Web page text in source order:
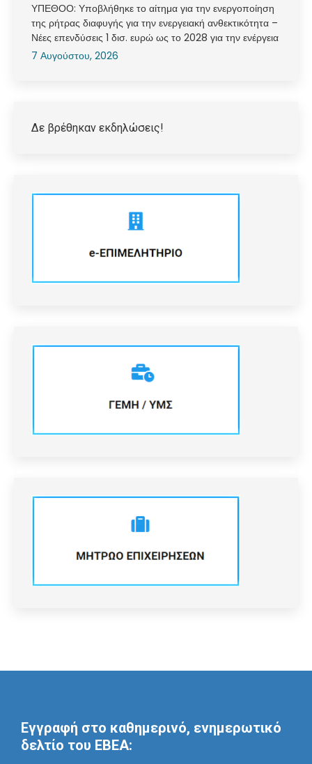
ΥΠΕΘΟΟ: Υποβλήθηκε το αίτημα για την ενεργοποίηση
της ρήτρας διαφυγής για την ενεργειακή ανθεκτικότητα –
Νέες επενδύσεις 1 δισ. ευρώ ως το 2028 για την ενέργεια
7 Αυγούστου, 2026
Δε βρέθηκαν εκδηλώσεις!
Εγγραφή στο καθημερινό, ενημερωτικό
δελτίο του ΕΒΕΑ: